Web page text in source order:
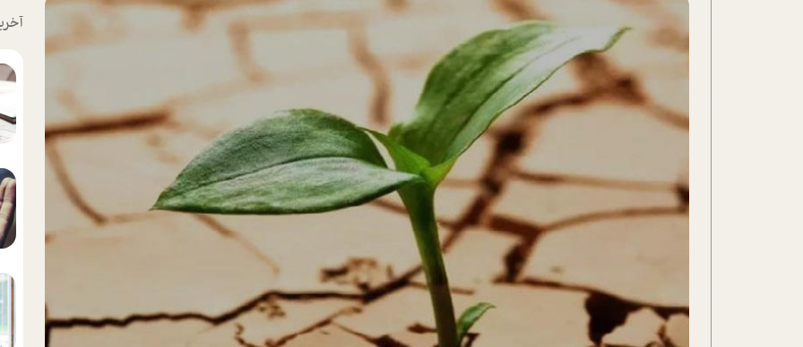
پرونده ویژه
زندگی
نوجوان
پلاس
تحلیل فیلم
شیوانا
پکيج نوروزي موفقيت
تقویم رومیزی
تقویم دیواری